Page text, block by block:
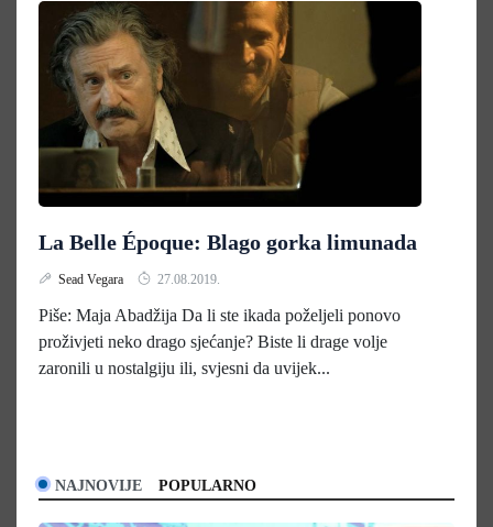
La Belle Époque: Blago gorka limunada
Sead Vegara 27.08.2019.
Piše: Maja Abadžija Da li ste ikada poželjeli ponovo
proživjeti neko drago sjećanje? Biste li drage volje
zaronili u nostalgiju ili, svjesni da uvijek...
NAJNOVIJE POPULARNO